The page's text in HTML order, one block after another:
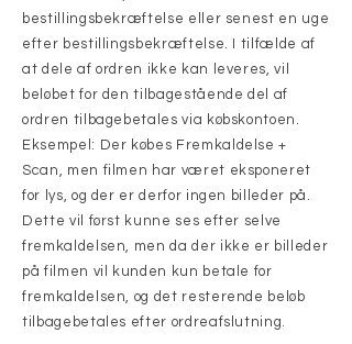
bestillingsbekræftelse eller senest en uge
efter bestillingsbekræftelse. I tilfælde af
at dele af ordren ikke kan leveres, vil
beløbet for den tilbagestående del af
ordren tilbagebetales via købskontoen.
Eksempel: Der købes Fremkaldelse +
Scan, men filmen har været eksponeret
for lys, og der er derfor ingen billeder på.
Dette vil først kunne ses efter selve
fremkaldelsen, men da der ikke er billeder
på filmen vil kunden kun betale for
fremkaldelsen, og det resterende beløb
tilbagebetales efter ordreafslutning.